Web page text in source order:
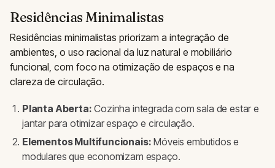
Residências Minimalistas
Residências minimalistas priorizam a integração de
ambientes, o uso racional da luz natural e mobiliário
funcional, com foco na otimização de espaços e na
clareza de circulação.
Planta Aberta: Cozinha integrada com sala de estar e
jantar para otimizar espaço e circulação.
Elementos Multifuncionais: Móveis embutidos e
modulares que economizam espaço.